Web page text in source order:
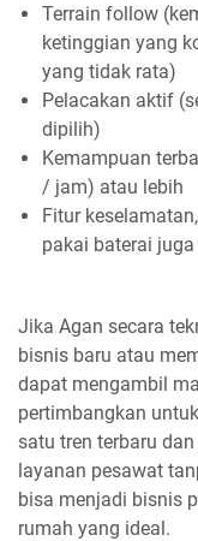
Terrain follow
ketinggian yang
yang tidak rata)
Pelacakan aktif
dipilih)
Kemampuan
/ jam) atau lebih
Fitur
pakai baterai
Jika Agan secara
bisnis baru atau
dapat mengambil
pertimbangkan
satu tren terbaru
layanan pesawat
bisa menjadi bisnis
rumah yang ideal.